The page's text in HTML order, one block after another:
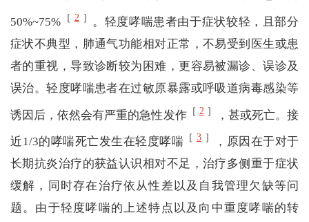
50%~75% ［ 2 ］
。轻度哮喘患者由于症状较轻，且部分
症状不典型，肺通气功能相对正常，不易受到医生或患
者的重视，导致诊断较为困难，更容易被漏诊、误诊及
误治。轻度哮喘患者在过敏原暴露或呼吸道病毒感染等
诱因后，依然会有严重的急性发作［ 2 ］ ，甚或死亡。接
近1/3的哮喘死亡发生在轻度哮喘 ［ 3 ］
，原因在于对于
长期抗炎治疗的获益认识相对不足，治疗多侧重于症状
缓解，同时存在治疗依从性差以及自我管理欠缺等问
题。由于轻度哮喘的上述特点以及向中重度哮喘的转